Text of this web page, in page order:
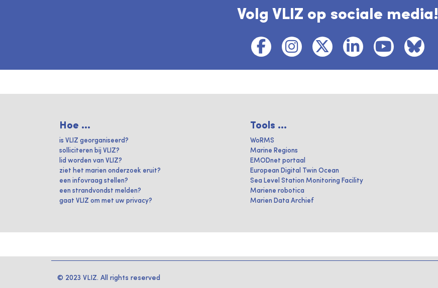
Volg VLIZ op sociale media!
Hoe ...
is VLIZ georganiseerd?
solliciteren bij VLIZ?
lid worden van VLIZ?
ziet het marien onderzoek eruit?
een infovraag stellen?
een strandvondst melden?
gaat VLIZ om met uw privacy?
Tools ...
WoRMS
Marine Regions
EMODnet portaal
European Digital Twin Ocean
Sea Level Station Monitoring Facility
Mariene robotica
Marien Data Archief
© 2023 VLIZ. All rights reserved